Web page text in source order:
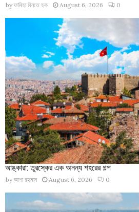
by ফাবিহা বিনতে হক August 6, 2026 0
আঙ্কারা: তুরস্কের এক অনন্য শহরের গল্প
by আশা রহমান August 6, 2026 0